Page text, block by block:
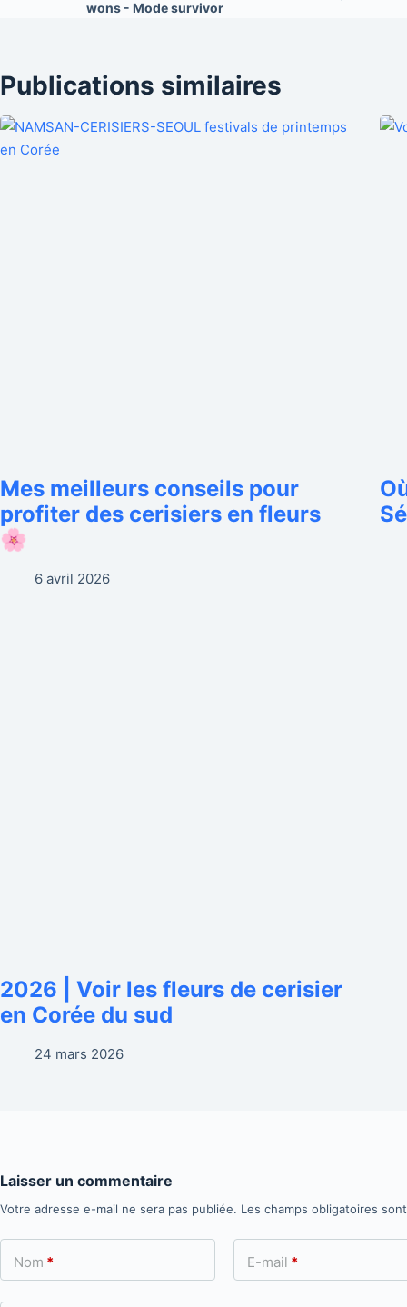
wons - Mode survivor
Publications similaires
Mes meilleurs conseils pour
profiter des cerisiers en fleurs
🌸
6 avril 2026
2026 | Voir les fleurs de cerisier
en Corée du sud
24 mars 2026
Laisser un commentaire
Votre adresse e-mail ne sera pas publiée. Les champs obligatoires
Nom * E-mail *